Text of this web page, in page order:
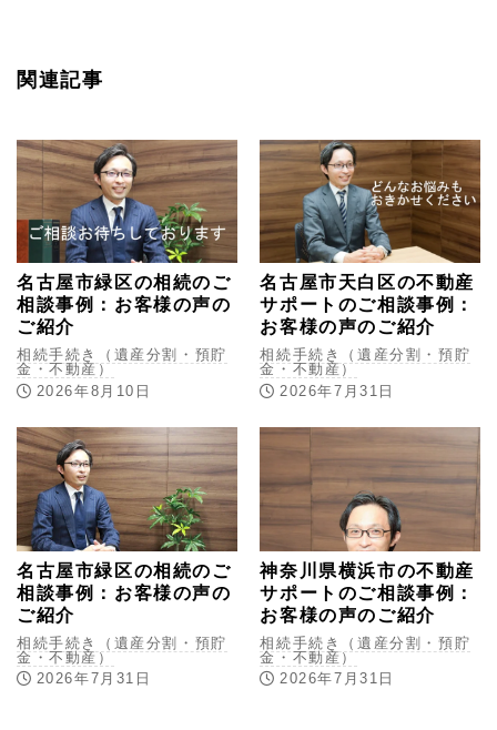
関連記事
名古屋市緑区の相続のご
相談事例：お客様の声の
ご紹介
相続手続き（遺産分割・預貯
金・不動産）
2026年8月10日
名古屋市天白区の不動産
サポートのご相談事例：
お客様の声のご紹介
相続手続き（遺産分割・預貯
金・不動産）
2026年7月31日
名古屋市緑区の相続のご
相談事例：お客様の声の
ご紹介
相続手続き（遺産分割・預貯
金・不動産）
2026年7月31日
神奈川県横浜市の不動産
サポートのご相談事例：
お客様の声のご紹介
相続手続き（遺産分割・預貯
金・不動産）
2026年7月31日